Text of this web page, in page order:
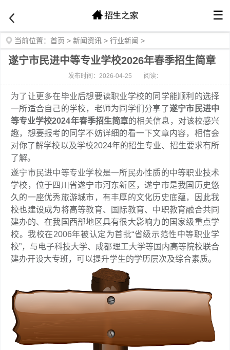
☰
当前位置： 首页 > 新闻资讯 > 行业新闻 >
遂宁市民进中等专业学校2026年春季招生简章
发布时间：2026-04-25 阅读：
为了让更多在毕业后想要读职业学校的同学能顺利的选择
一所适合自己的学校，老师为同学们分享了遂宁市民进中
等专业学校2024年春季招生简章的相关信息，对该校感兴
趣，想要报考的同学不妨详细的看一下文章内容，相信会
对你了解学校以及学校2024年的招生专业、招生要求有所
了解。
遂宁市民进中等专业学校是一所民办性质的中等职业技术
学校，位于四川省遂宁市河东新区，遂宁市是我国历史悠
久的一座优秀旅游城市，有丰厚的文化历史底蕴，因此我
校也建设成为将高等教育、国际教育、中职教育融合共同
建办的、在我国西部地区具有很大影响力的国家级重点学
校。我校在2006年被认定为首批“省级示范性中等职业学
校”，与电子科技大学、成都理工大学等国内高等院校联合
建办开设大专班，可以提升学生的学历层次及综合素质。